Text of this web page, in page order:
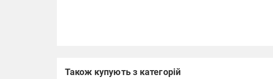
Також купують з категорій